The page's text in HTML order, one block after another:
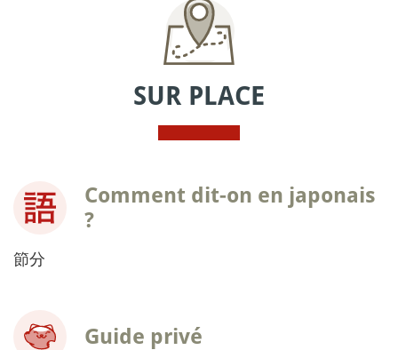
SUR PLACE
Comment dit-on en japonais
?
節分
Guide privé